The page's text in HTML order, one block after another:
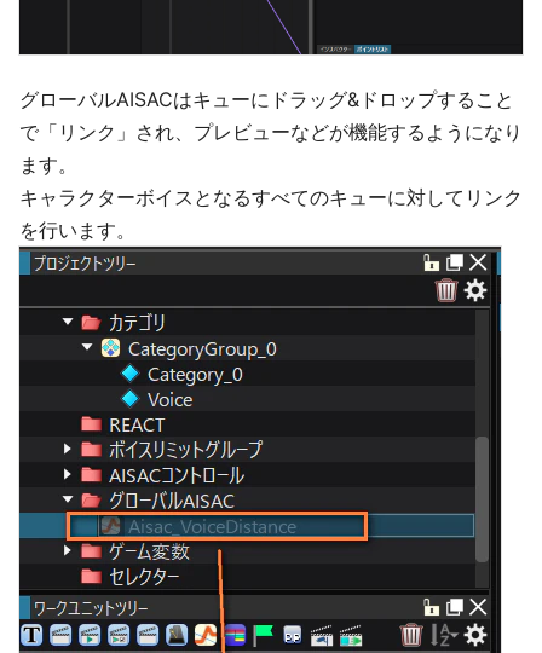
グローバルAISACはキューにドラッグ&ドロップすること
で「リンク」され、プレビューなどが機能するようになり
ます。
キャラクターボイスとなるすべてのキューに対してリンク
を行います。